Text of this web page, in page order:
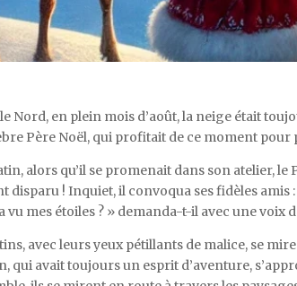
Nord, en plein mois d’août, la neige était
Père Noël, qui profitait de ce moment
alors qu’il se promenait dans son atelier,
disparu ! Inquiet, il convoqua ses fidèles amis
vu mes étoiles ? » demanda-t-il avec une voix
avec leurs yeux pétillants de malice, se
qui avait toujours un esprit d’aventure,